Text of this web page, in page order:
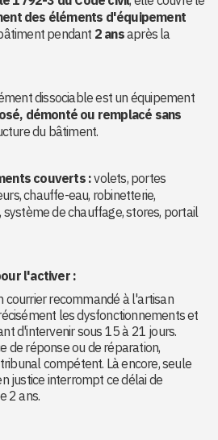
des éléments d'équipement
pendant 2 ansaprès la
dissociable est un équipement
démonté ou remplacé sans
du bâtiment.
couverts :volets, portes
chauffe-eau, robinetterie,
système de chauffage, stores, portail
l'activer :
courrier recommandé à l'artisan
les dysfonctionnements et
d'intervenir sous 15 à 21 jours.
de réponse ou de réparation,
compétent. Là encore, seule
justice interrompt ce délai de
2 ans.